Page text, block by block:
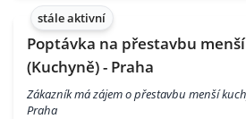
stále aktivní
Poptávka na přestavbu
(Kuchyně) - Praha
Zákazník má zájem o přestavbu menší
Praha